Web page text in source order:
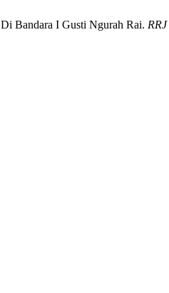
Bandara I Gusti Ngurah Rai. RRJ